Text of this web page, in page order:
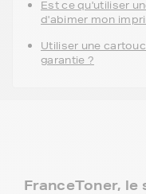
Est ce qu'utiliser
d'abimer mon
Utiliser une
garantie ?
FranceToner,